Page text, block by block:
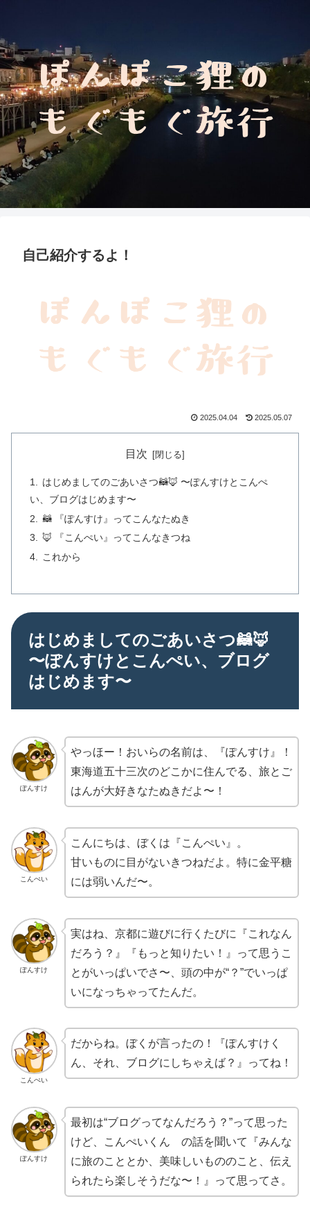
自己紹介するよ！
2025.04.04 2025.05.07
目次
はじめましてのごあいさつ🦝🦊 〜ぽんすけとこんぺ
い、ブログはじめます〜
🦝 『ぽんすけ』ってこんなたぬき
🦊 『こんぺい』ってこんなきつね
これから
はじめましてのごあいさつ🦝🦊
〜ぽんすけとこんぺい、ブログ
はじめます〜
ぽんすけ
やっほー！おいらの名前は、『ぽんすけ』！
東海道五十三次のどこかに住んでる、旅とご
はんが大好きなたぬきだよ〜！
こんぺい
こんにちは、ぼくは『こんぺい』。
甘いものに目がないきつねだよ。特に金平糖
には弱いんだ〜。
ぽんすけ
実はね、京都に遊びに行くたびに『これなん
だろう？』『もっと知りたい！』って思うこ
とがいっぱいでさ〜、頭の中が“？”でいっぱ
いになっちゃってたんだ。
こんぺい
だからね。ぼくが言ったの！『ぽんすけく
ん、それ、ブログにしちゃえば？』ってね！
ぽんすけ
最初は“ブログってなんだろう？”って思った
けど、こんぺいくん の話を聞いて『みんな
に旅のこととか、美味しいもののこと、伝え
られたら楽しそうだな〜！』って思ってさ。